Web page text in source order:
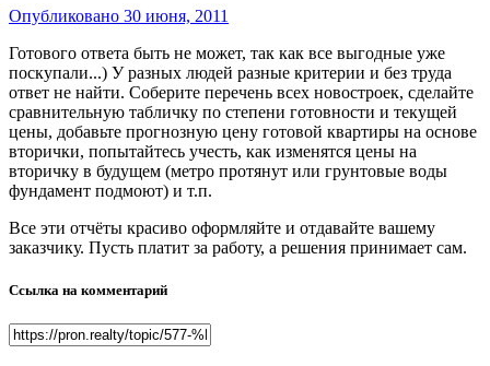
Опубликовано 30 июня, 2011
Готового ответа быть не может, так как все выгодные уже
поскупали...) У разных людей разные критерии и без труда
ответ не найти. Соберите перечень всех новостроек, сделайте
сравнительную табличку по степени готовности и текущей
цены, добавьте прогнозную цену готовой квартиры на основе
вторички, попытайтесь учесть, как изменятся цены на
вторичку в будущем (метро протянут или грунтовые воды
фундамент подмоют) и т.п.
Все эти отчёты красиво оформляйте и отдавайте вашему
заказчику. Пусть платит за работу, а решения принимает сам.
Ссылка на комментарий